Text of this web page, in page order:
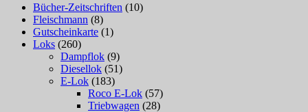
Bücher-Zeitschriften (10)
Fleischmann (8)
Gutscheinkarte (1)
Loks (260)
Dampflok (9)
Diesellok (51)
E-Lok (183)
Roco E-Lok (57)
Triebwagen (28)